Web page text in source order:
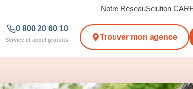
Notre RéseauSolution
0 800 20 60 10
Service et appel gratuits Trouver mon agence